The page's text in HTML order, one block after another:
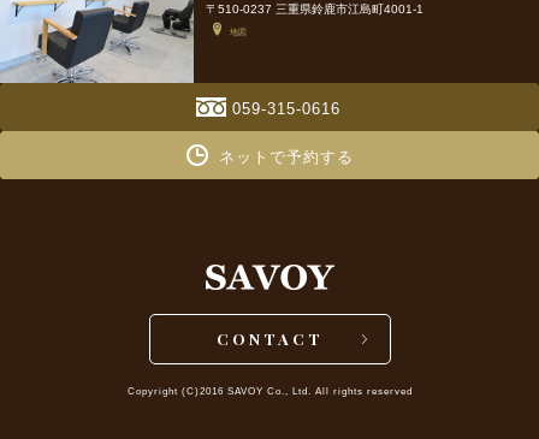
〒510-0237 三重県鈴鹿市江島町4001-1
地図
059-315-0616
ネットで予約する
CONTACT
Copyright (C)2016 SAVOY Co., Ltd. All rights reserved